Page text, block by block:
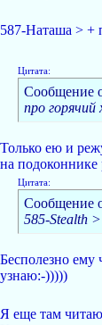
587-Наташа > +
Цитата:
Сообщение
про горячий
Только ею и
на подоконнике
Цитата:
Сообщение
585-Stealth
Бесполезно ему
узнаю:-)))))
Я еще там